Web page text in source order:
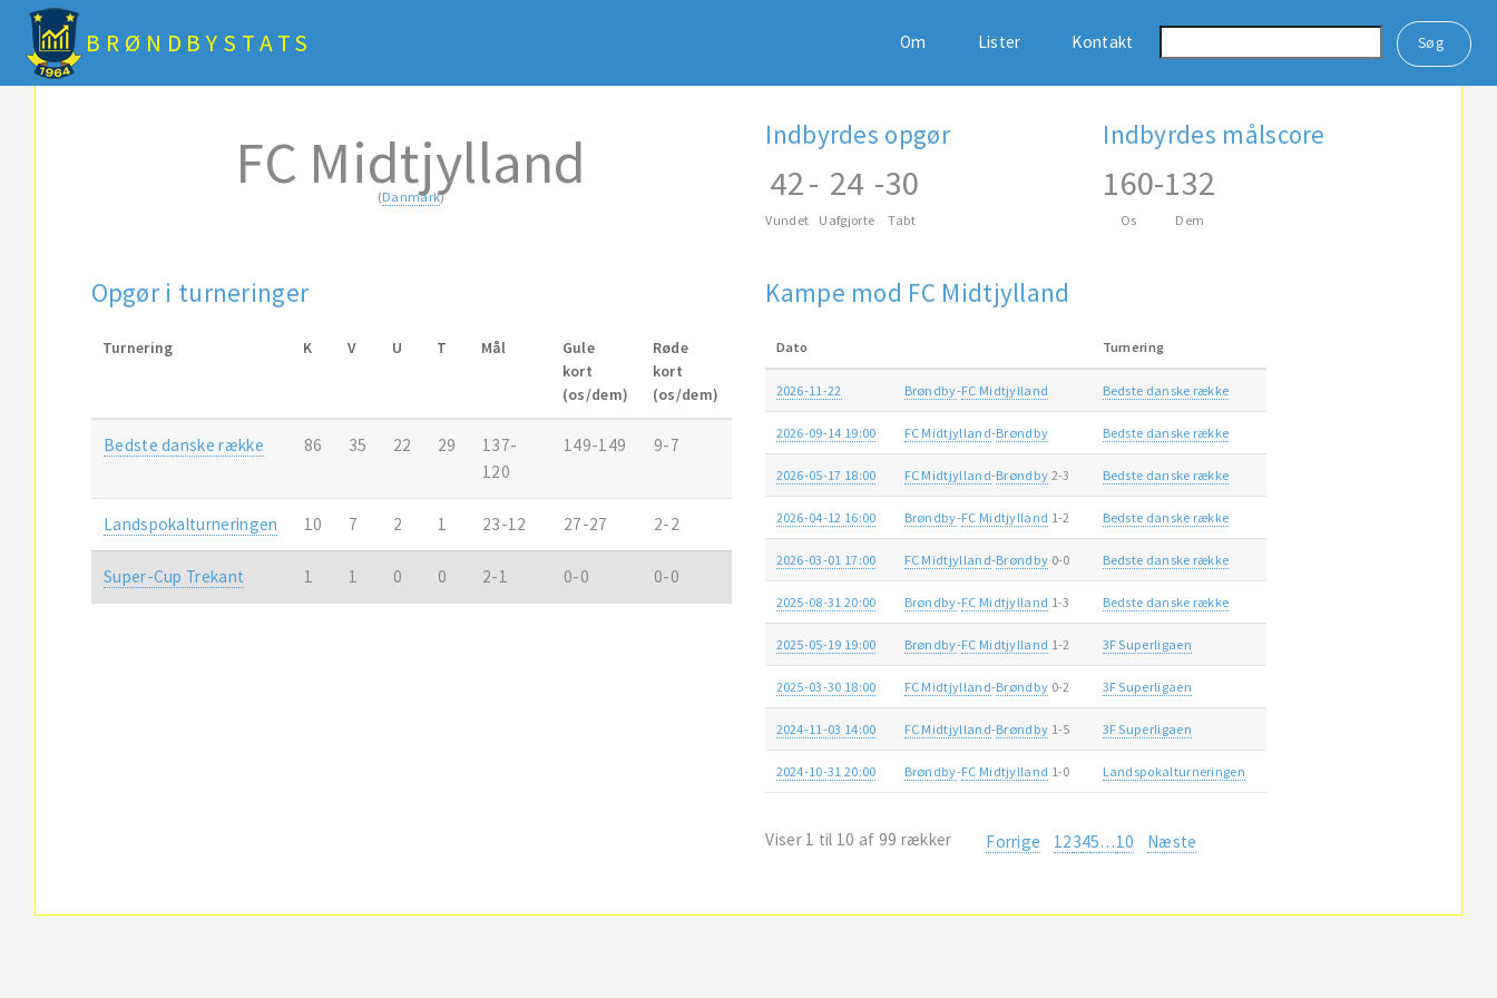
BRØNDBYSTATS Om Lister Kontakt
FC Midtjylland
(Danmark)
Indbyrdes opgør
42
Vundet
- 24
Uafgjorte
-30
Tabt
Indbyrdes målscore
160
Os
-132
Dem
Opgør i turneringer
Turnering K V U T Mål
Gule
kort
(os/dem)
Røde
kort
(os/dem)
Bedste danske række 86 35 22 29
137-
120
149-149 9-7
Landspokalturneringen 10 7 2 1 23-12 27-27 2-2
Super-Cup Trekant 1 1 0 0 2-1 0-0 0-0
Kampe mod FC Midtjylland
Dato Turnering
2026-11-22 Brøndby-FC Midtjylland Bedste danske række
2026-09-14 19:00 FC Midtjylland-Brøndby Bedste danske række
2026-05-17 18:00 FC Midtjylland-Brøndby 2-3 Bedste danske række
2026-04-12 16:00 Brøndby-FC Midtjylland 1-2 Bedste danske række
2026-03-01 17:00 FC Midtjylland-Brøndby 0-0 Bedste danske række
2025-08-31 20:00 Brøndby-FC Midtjylland 1-3 Bedste danske række
2025-05-19 19:00 Brøndby-FC Midtjylland 1-2 3F Superligaen
2025-03-30 18:00 FC Midtjylland-Brøndby 0-2 3F Superligaen
2024-11-03 14:00 FC Midtjylland-Brøndby 1-5 3F Superligaen
2024-10-31 20:00 Brøndby-FC Midtjylland 1-0 Landspokalturneringen
Viser 1 til 10 af 99 rækker Forrige 1 2345…10 Næste